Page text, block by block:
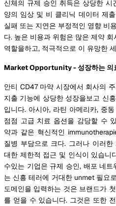
신체의 규제 승인 취득은 상당한
양의 임상 및 비 클리닉 데이터 제
실패 또는 지연은 부정적인 영향 비
다. 높은 비용과 위험은 많은 제약
역할을하고, 적극적으로 이 유망한
Market Opportunity - 성장하는 의
안티 CD47 마약 시장에서 회사의
지출 기능에 상당한 성장을보고 신
입니다. 아시아, 라틴 아메리카, 중
점점 고급 치료 옵션을 감당할 수
약과 같은 혁신적인
질병 부담으로 크다. 그러나 이러
대한 제한적 접근 및 인식이 있습니
수있는 기업은 규제 승인, 배포 네
는 신흥 테러에 거대한 unmet 필요
도메인을 입력하는 것은 브랜드가
를 얻을 수 있습니다. 그것은 또한